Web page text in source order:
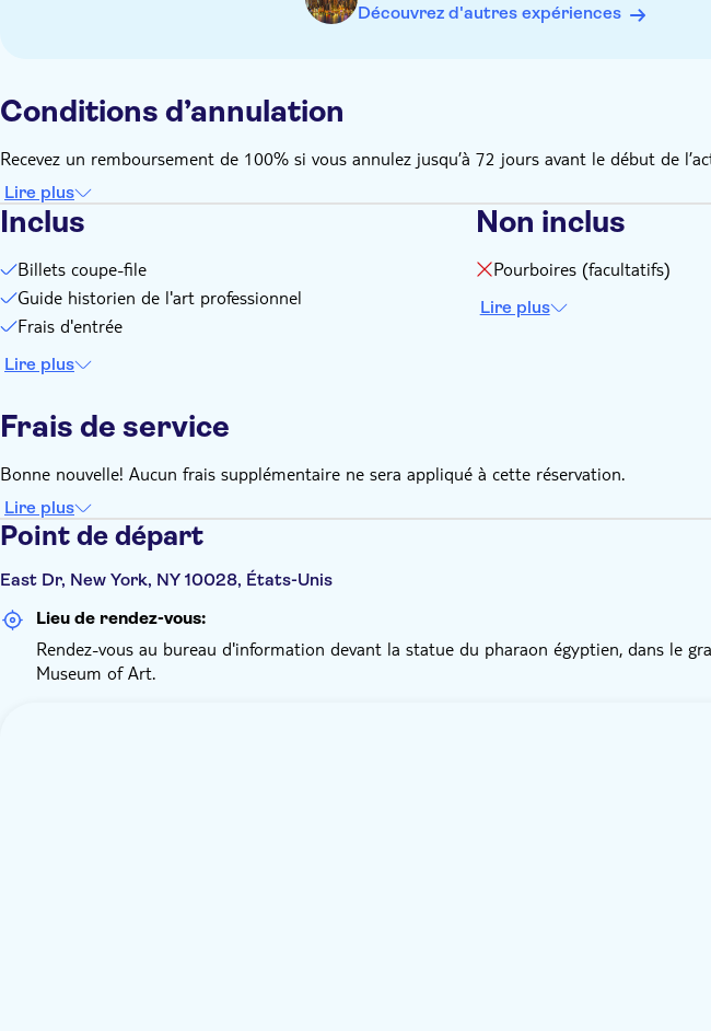
Découvrez d'autres expériences
Conditions d’annulation
Recevez un remboursement de 100% si vous annulez jusqu’à 72 jours avant le début de
Lire plus
Inclus
Billets coupe-file
Guide historien de l'art professionnel
Frais d'entrée
Lire plus
Non inclus
Pourboires (facultatifs)
Lire plus
Frais de service
Bonne nouvelle! Aucun frais supplémentaire ne sera appliqué à cette réservation.
Lire plus
Point de départ
East Dr, New York, NY 10028, États-Unis
Lieu de rendez-vous:
Rendez-vous au bureau d'information devant la statue du pharaon égyptien, dans le
Museum of Art.